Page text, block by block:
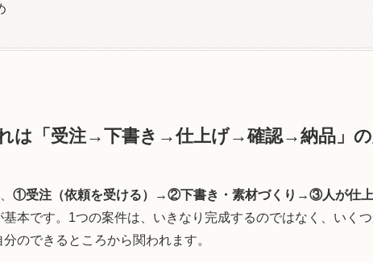
は「受注→下書き→仕上げ→確認→納品」
①受注（依頼を受ける）→②下書き・素材づくり→③人が仕
基本です。1つの案件は、いきなり完成するのではなく、いく
のできるところから関われます。